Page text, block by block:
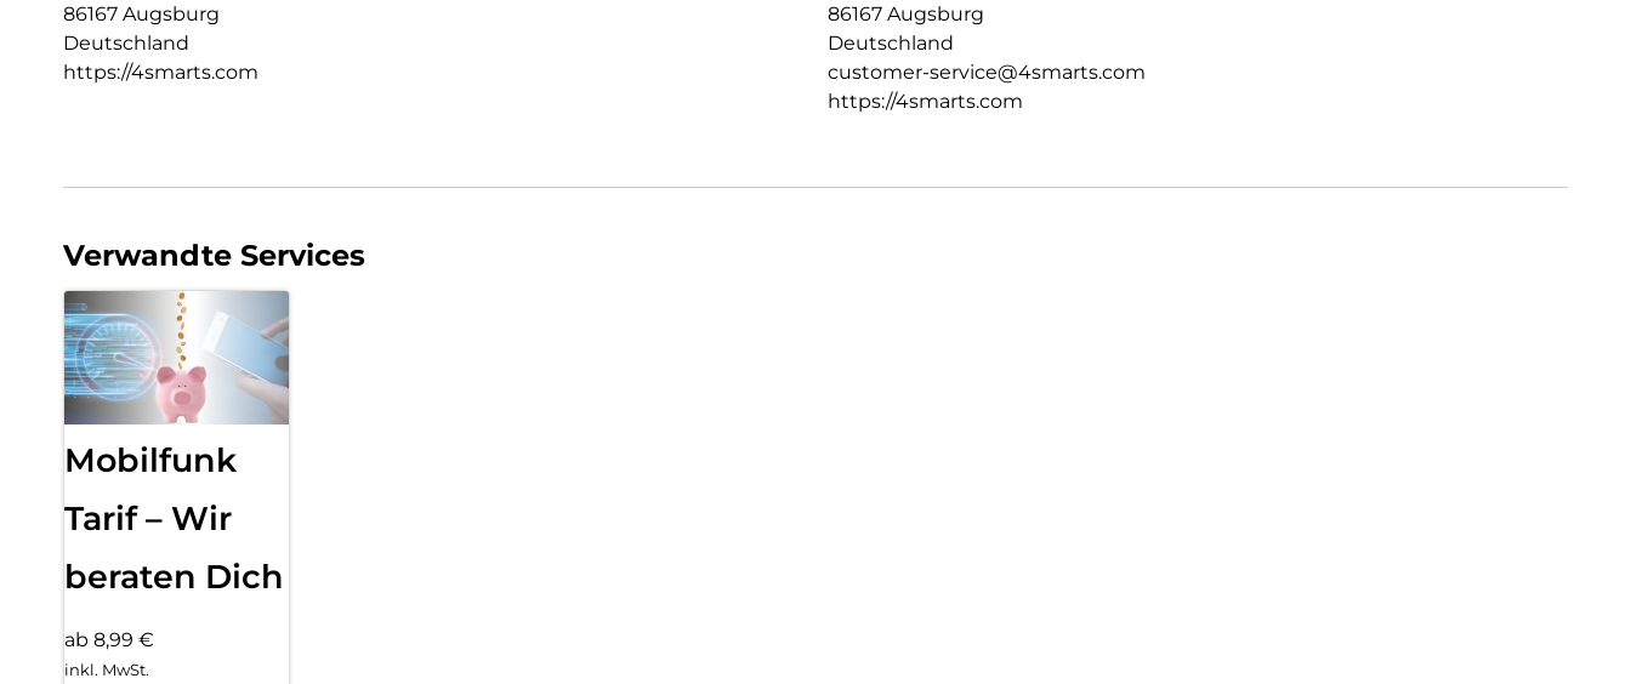
86167 Augsburg
Deutschland
https://4smarts.com
86167 Augsburg
Deutschland
customer-service@4smarts.com
https://4smarts.com
Verwandte Services
Mobilfunk
Tarif – Wir
beraten Dich
ab 8,99 €
inkl. MwSt.